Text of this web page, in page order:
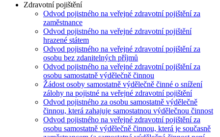
Zdravotní pojištění
Odvod pojistného na veřejné zdravotní pojištění za
zaměstnance
Odvod pojistného na veřejné zdravotní pojištění
hrazené státem
Odvod pojistného na veřejné zdravotní pojištění za
osobu bez zdanitelných příjmů
Odvod pojistného na veřejné zdravotní pojištění za
osobu samostatně výdělečně činnou
Žádost osoby samostatně výdělečně činné o snížení
zálohy na pojistné na veřejné zdravotní pojištění
Odvod pojistného za osobu samostatně výdělečně
činnou, která zahajuje samostatnou výdělečnou činnost
Odvod pojistného na veřejné zdravotní pojištění za
osobu samostatně výdělečně činnou, která je současně